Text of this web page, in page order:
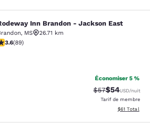
Brandon - Jackson
Inn Brandon - Jackson East
, MS
26.71 km
étoiles. Bien. 89 commentaires
3.6(89)
Économiser 5 %
Tarif barré :
$57Tarif réduit :
$54USD/nuit
Tarif de membre
Afficher les
$61 Total